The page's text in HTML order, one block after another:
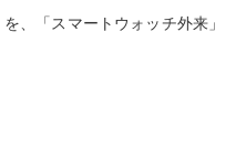
を、「スマートウォッチ外来」